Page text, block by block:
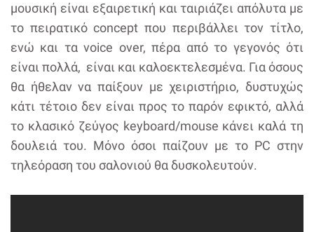
μουσική είναι εξαιρετική και ταιριάζει απόλυτα με
το πειρατικό concept που περιβάλλει τον τίτλο,
ενώ και τα voice over, πέρα από το γεγονός ότι
είναι πολλά, είναι και καλοεκτελεσμένα. Για όσους
θα ήθελαν να παίξουν με χειριστήριο, δυστυχώς
κάτι τέτοιο δεν είναι προς το παρόν εφικτό, αλλά
το κλασικό ζεύγος keyboard/mouse κάνει καλά τη
δουλειά του. Μόνο όσοι παίζουν με το PC στην
τηλεόραση του σαλονιού θα δυσκολευτούν.